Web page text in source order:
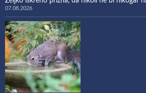
07.08.2026